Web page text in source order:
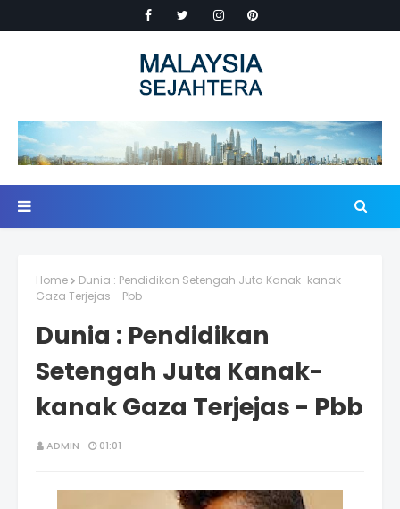
Home
Dunia : Pendidikan Setengah Juta Kanak-kanak
Gaza Terjejas - Pbb
Dunia : Pendidikan
Setengah Juta Kanak-
kanak Gaza Terjejas - Pbb
ADMIN 01:01